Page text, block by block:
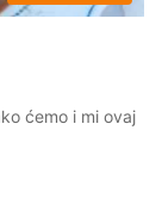
ćemo i mi ovaj